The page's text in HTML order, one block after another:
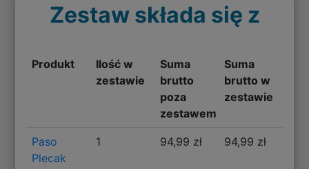
Zestaw składa się z
Produkt
Ilość w
zestawie
Suma
brutto
poza
zestawem
Suma
brutto w
zestawie
Paso
Plecak
1 94,99 zł 94,99 zł